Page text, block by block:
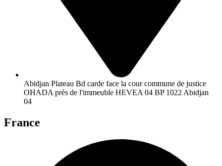
Abidjan Plateau Bd carde face la cour commune de justice
OHADA près de l'immeuble HEVEA 04 BP 1022 Abidjan
04
France